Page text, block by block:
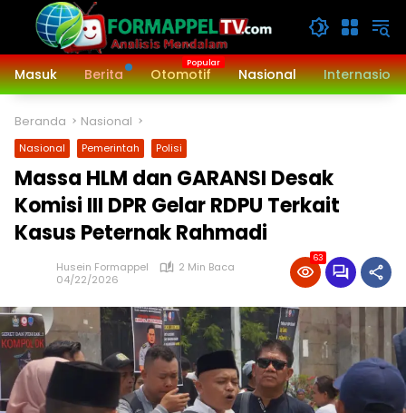
Langsung
konten
Masuk
Berita Otomotif Nasional
Beranda Nasional
Nasional Pemerintah Polisi
Massa HLM dan GARANSI Desak
Komisi III DPR Gelar RDPU Terkait
Kasus Peternak Rahmadi
Husein Formappel
2 Min Baca
04/22/2026
63